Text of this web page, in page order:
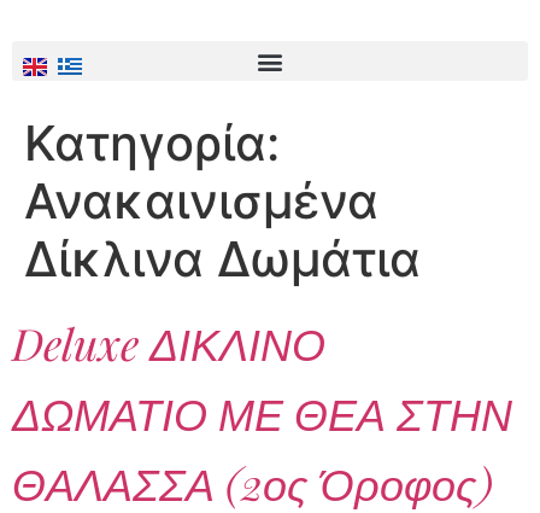
Κατηγορία:
Ανακαινισμένα
Δίκλινα Δωμάτια
Deluxe ΔΙΚΛΙΝΟ
ΔΩΜΑΤΙΟ ΜΕ ΘΕΑ ΣΤΗΝ
ΘΑΛΑΣΣΑ (2ος Όροφος)